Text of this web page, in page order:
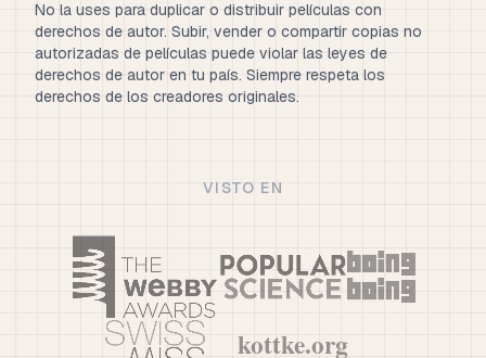
No la uses para duplicar o distribuir películas con
derechos de autor. Subir, vender o compartir copias no
autorizadas de películas puede violar las leyes de
derechos de autor en tu país. Siempre respeta los
derechos de los creadores originales.
VISTO EN